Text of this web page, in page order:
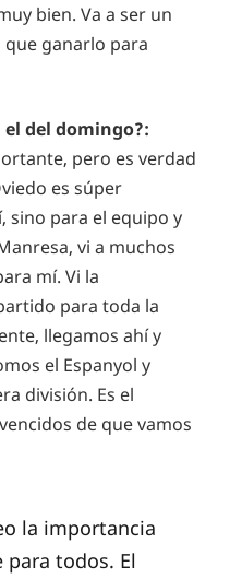
bien. Va a ser un
ganarlo para
del domingo?:
pero es verdad
es súper
sino para el equipo y
vi a muchos
mí. Vi la
para toda la
llegamos ahí y
el Espanyol y
división. Es el
de que vamos
la importancia
todos. El